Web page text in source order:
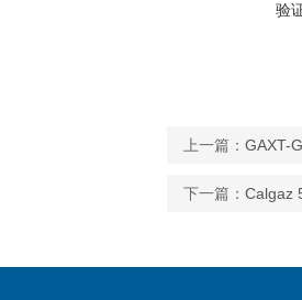
验
上一篇： GAXT-
下一篇： Calgaz